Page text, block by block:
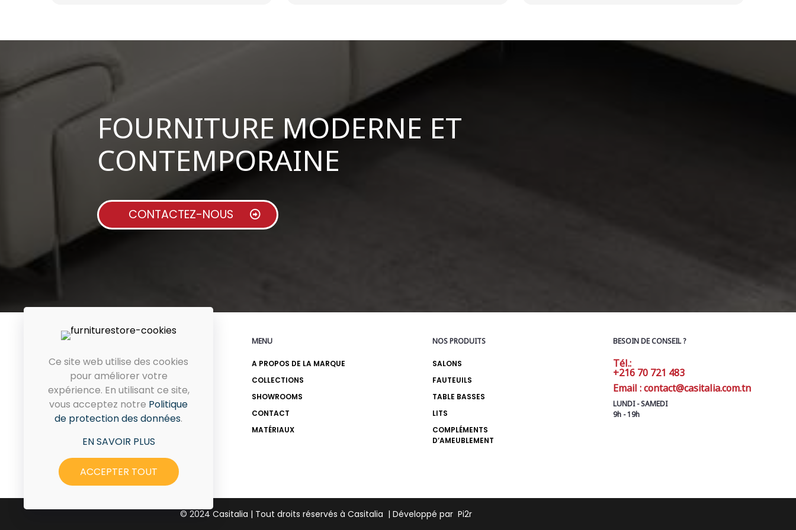
FOURNITURE MODERNE ET
CONTEMPORAINE
CONTACTEZ-NOUS
75 Avenue de l'UMA , Ariana,
Tunisia
Route de Teniour Km 1.5 Sfax
MENU
A PROPOS DE LA MARQUE
COLLECTIONS
SHOWROOMS
CONTACT
MATÉRIAUX
NOS PRODUITS
SALONS
FAUTEUILS
TABLE BASSES
LITS
COMPLÉMENTS
D’AMEUBLEMENT
BESOIN DE CONSEIL ?
Tél.:
+216 70 721 483
Email : contact@casitalia.com.tn
LUNDI - SAMEDI
9h - 19h
© 2024 Casitalia | Tout droits réservés à Casitalia | Développé par Pi2r
Ce site web utilise des cookies
pour améliorer votre
expérience. En utilisant ce site,
vous acceptez notre Politique
de protection des données.
EN SAVOIR PLUS
ACCEPTER TOUT